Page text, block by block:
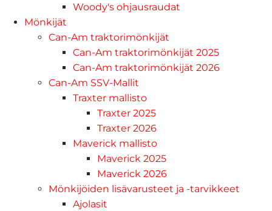
Woody's ohjausraudat
Mönkijät
Can-Am traktorimönkijät
Can-Am traktorimönkijät 2025
Can-Am traktorimönkijät 2026
Can-Am SSV-Mallit
Traxter mallisto
Traxter 2025
Traxter 2026
Maverick mallisto
Maverick 2025
Maverick 2026
Mönkijöiden lisävarusteet ja -tarvikkeet
Ajolasit